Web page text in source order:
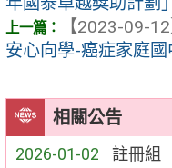
相關公告
2026-01-02 註冊組
【2023-09-12
安心向學-癌症家庭